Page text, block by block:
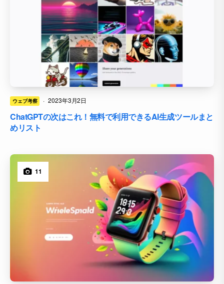
ウェブ考察 · 2023年3月2日
ChatGPTの次はこれ！無料で利用できるAI生成ツールまと
めリスト
11